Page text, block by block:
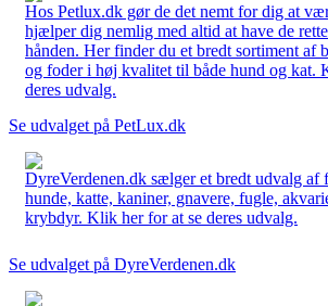
Hos Petlux.dk gør de det nemt for dig at
hjælper dig nemlig med altid at have de
hånden. Her finder du et bredt sortiment af
og foder i høj kvalitet til både hund og kat.
deres udvalg.
Se udvalget på PetLux.dk
DyreVerdenen.dk sælger et bredt udvalg af
hunde, katte, kaniner, gnavere, fugle,
krybdyr. Klik her for at se deres udvalg.
Se udvalget på DyreVerdenen.dk